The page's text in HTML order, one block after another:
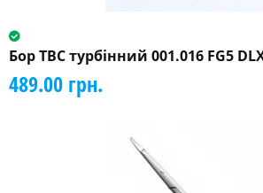
Бор ТВС турбінний 001.016 FG5
489.00 грн.